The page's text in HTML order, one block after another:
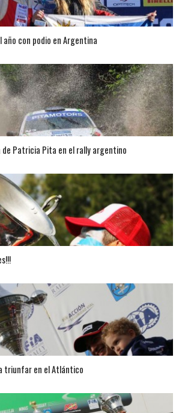
con podio en Argentina
Patricia Pita en el rally argentino
triunfar en el Atlántico